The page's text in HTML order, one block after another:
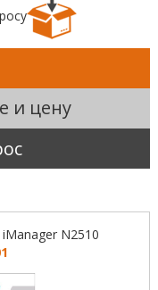
и цену
N2510